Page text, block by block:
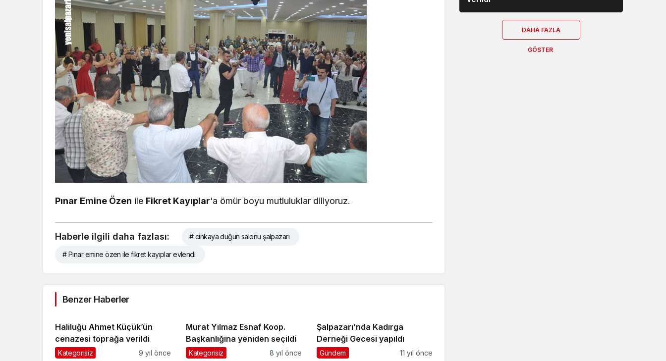
Pınar Emine Özen ile Fikret Kayıplar‘a ömür boyu mutluluklar diliyoruz.
Haberle ilgili daha fazlası: # cinkaya düğün salonu şalpazarı
# Pınar emine özen ile fikret kayıplar evlendi
Benzer Haberler
Haliluğu Ahmet Küçük’ün
cenazesi toprağa verildi
Kategorisiz 9 yıl önce
Murat Yılmaz Esnaf Koop.
Başkanlığına yeniden seçildi
Kategorisiz 8 yıl önce
Şalpazarı’nda Kadırga
Derneği Gecesi yapıldı
Gündem 11 yıl önce
DAHA FAZLA
GÖSTER